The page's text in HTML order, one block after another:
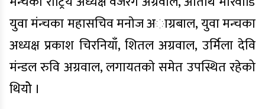
युवा मंन्चका महासचिव मनाेज अाग्रबाल, युवा मन्चका
अध्यक्ष प्रकाश चिरनियाँ, शितल अग्रवाल, उर्मिला देवि
मंन्डल रुवि अग्रवाल, लगायतकाे समेत उपस्थित रहेको
थियोे ।